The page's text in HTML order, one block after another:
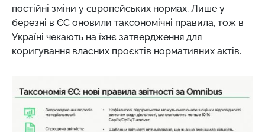
постійні зміни у європейських нормах. Лише у
березні в ЄС оновили таксономічні правила, тож в
Україні чекають на їхнє затвердження для
коригування власних проєктів нормативних актів.